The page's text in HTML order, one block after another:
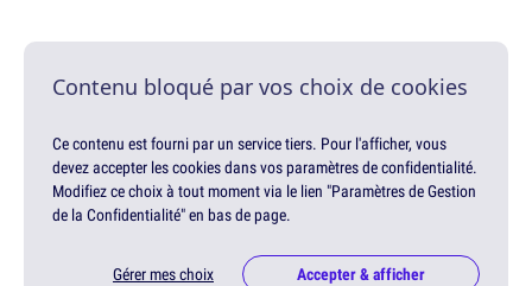
Contenu bloqué par vos choix de cookies
Ce contenu est fourni par un service tiers. Pour l'afficher, vous
devez accepter les cookies dans vos paramètres de confidentialité.
Modifiez ce choix à tout moment via le lien "Paramètres de Gestion
de la Confidentialité" en bas de page.
Gérer mes choix Accepter & afficher